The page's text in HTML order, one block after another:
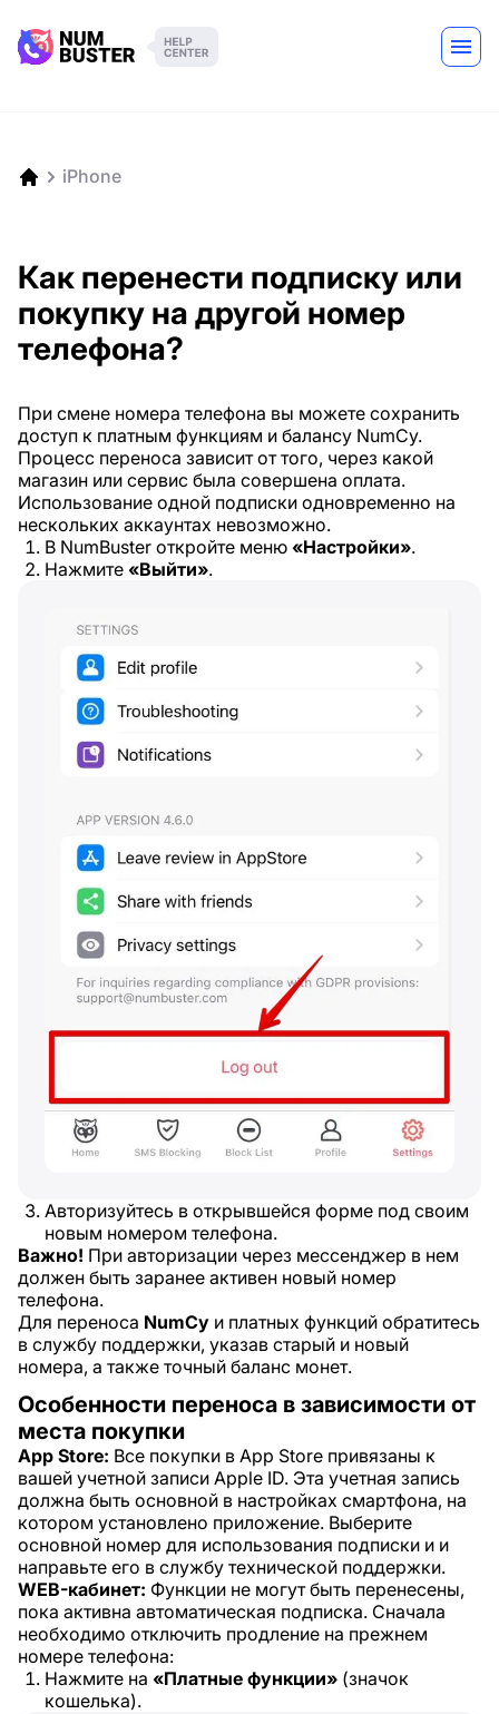
iPhone
Как перенести подписку или
покупку на другой номер
телефона?
При смене номера телефона вы можете сохранить
доступ к платным функциям и балансу NumCy.
Процесс переноса зависит от того, через какой
магазин или сервис была совершена оплата.
Использование одной подписки одновременно на
нескольких аккаунтах невозможно.
В NumBuster откройте меню «Настройки».
Нажмите «Выйти».
Авторизуйтесь в открывшейся форме под своим
новым номером телефона.
Важно! При авторизации через мессенджер в нем
должен быть заранее активен новый номер
телефона.
Для переноса NumCy и платных функций обратитесь
в службу поддержки, указав старый и новый
номера, а также точный баланс монет.
Особенности переноса в зависимости от
места покупки
App Store: Все покупки в App Store привязаны к
вашей учетной записи Apple ID. Эта учетная запись
должна быть основной в настройках смартфона, на
котором установлено приложение. Выберите
основной номер для использования подписки и и
направьте его в службу технической поддержки.
WEB-кабинет: Функции не могут быть перенесены,
пока активна автоматическая подписка. Сначала
необходимо отключить продление на прежнем
номере телефона:
Нажмите на «Платные функции» (значок
кошелька).